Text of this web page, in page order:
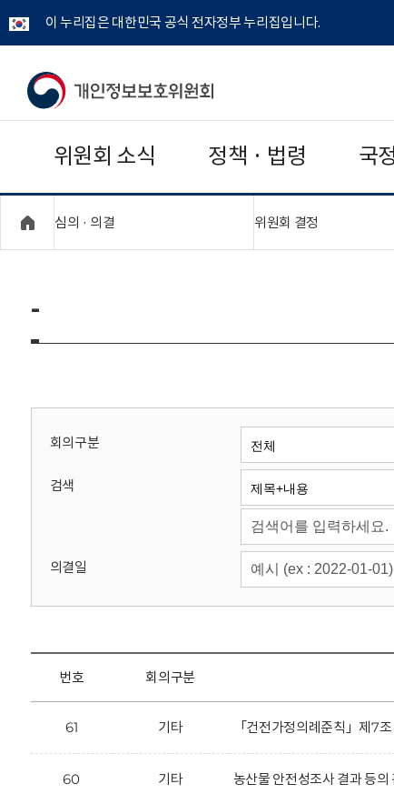
이 누리집은 대한민국 공식 전자정부 누리집입니다.
개
보
보
위
회
위원회 소식 정책 · 법령 국
심의 · 의결 위원회 결정
-
회의구분
검색
의결일
번호 회의구분
61 기타 「건전가정의례준칙」제7
60 기타 농산물 안전성조사 결과 등의